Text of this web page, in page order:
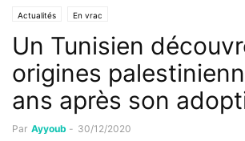
Actualités En vrac
Un Tunisien
origines
ans après son
Par Ayyoub - 30/12/2020